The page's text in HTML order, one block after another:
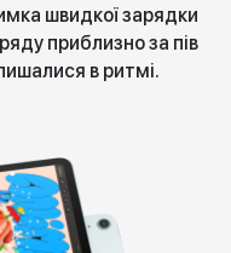
швидкої зарядки
приблизно за пів
в ритмі.